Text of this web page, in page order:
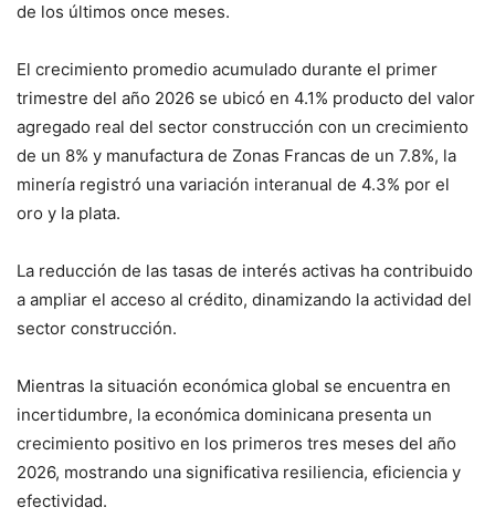
de los últimos once meses.
El crecimiento promedio acumulado durante el primer
trimestre del año 2026 se ubicó en 4.1% producto del valor
agregado real del sector construcción con un crecimiento
de un 8% y manufactura de Zonas Francas de un 7.8%, la
minería registró una variación interanual de 4.3% por el
oro y la plata.
La reducción de las tasas de interés activas ha contribuido
a ampliar el acceso al crédito, dinamizando la actividad del
sector construcción.
Mientras la situación económica global se encuentra en
incertidumbre, la económica dominicana presenta un
crecimiento positivo en los primeros tres meses del año
2026, mostrando una significativa resiliencia, eficiencia y
efectividad.